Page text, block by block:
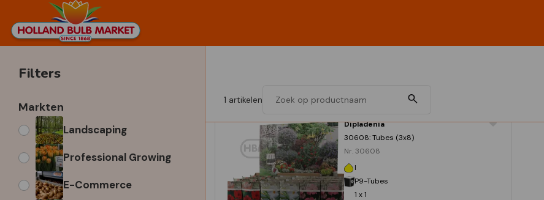
Filters
Markten
Landscaping
Professional Growing
E-Commerce
1 artikelen
Dipladenia
30608: Tubes (3x8)
Nr. 30608
I
P9-Tubes
1 x 1